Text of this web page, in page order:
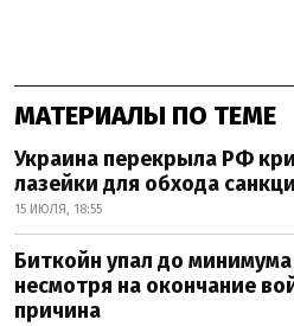
МАТЕРИАЛЫ ПО ТЕМЕ
Украина перекрыла РФ
лазейки для обхода
15 ИЮЛЯ, 18:55
Биткойн упал до минимума
несмотря на окончание
причина